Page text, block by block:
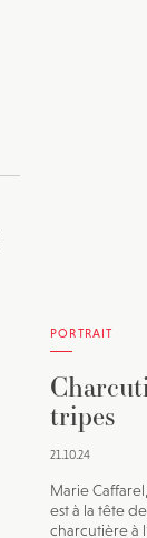
PORTRAIT
tripes
21.10.24
Marie
est à la tête
charcutière à